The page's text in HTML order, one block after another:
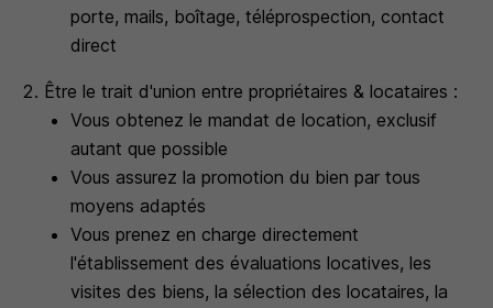
porte, mails, boîtage, téléprospection, contact
direct
Être le trait d'union entre propriétaires & locataires :
Vous obtenez le mandat de location, exclusif
autant que possible
Vous assurez la promotion du bien par tous
moyens adaptés
Vous prenez en charge directement
l'établissement des évaluations locatives, les
visites des biens, la sélection des locataires, la